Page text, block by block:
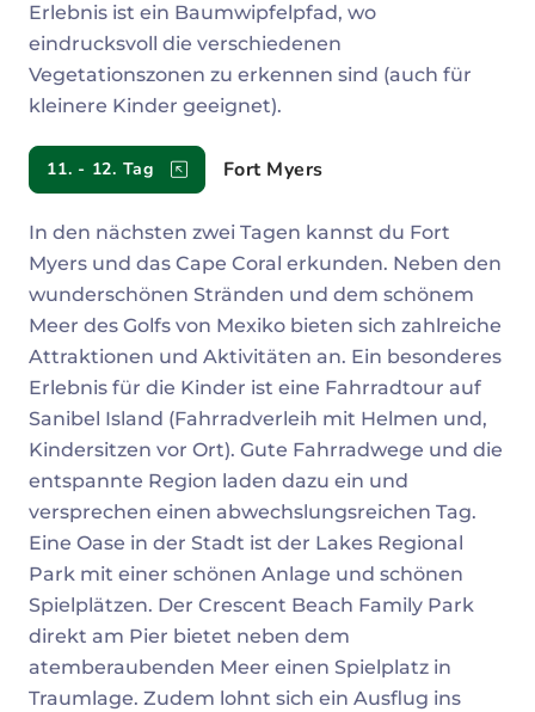
Erlebnis ist ein Baumwipfelpfad, wo
eindrucksvoll die verschiedenen
Vegetationszonen zu erkennen sind (auch für
kleinere Kinder geeignet).
11. - 12. Tag Fort Myers
In den nächsten zwei Tagen kannst du Fort
Myers und das Cape Coral erkunden. Neben den
wunderschönen Stränden und dem schönem
Meer des Golfs von Mexiko bieten sich zahlreiche
Attraktionen und Aktivitäten an. Ein besonderes
Erlebnis für die Kinder ist eine Fahrradtour auf
Sanibel Island (Fahrradverleih mit Helmen und,
Kindersitzen vor Ort). Gute Fahrradwege und die
entspannte Region laden dazu ein und
versprechen einen abwechslungsreichen Tag.
Eine Oase in der Stadt ist der Lakes Regional
Park mit einer schönen Anlage und schönen
Spielplätzen. Der Crescent Beach Family Park
direkt am Pier bietet neben dem
atemberaubenden Meer einen Spielplatz in
Traumlage. Zudem lohnt sich ein Ausflug ins